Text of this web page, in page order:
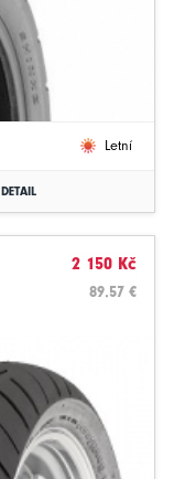
Letní
DETAIL
2 150 Kč
89.57 €